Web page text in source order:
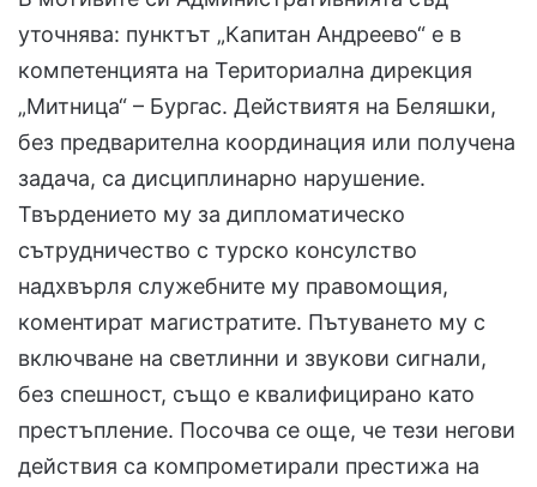
уточнява: пунктът „Капитан Андреево“ е в
компетенцията на Териториална дирекция
„Митница“ – Бургас. Действиятя на Беляшки,
без предварителна координация или получена
задача, са дисциплинарно нарушение.
Твърдението му за дипломатическо
сътрудничество с турско консулство
надхвърля служебните му правомощия,
коментират магистратите. Пътуването му с
включване на светлинни и звукови сигнали,
без спешност, също е квалифицирано като
престъпление. Посочва се още, че тези негови
действия са компрометирали престижа на